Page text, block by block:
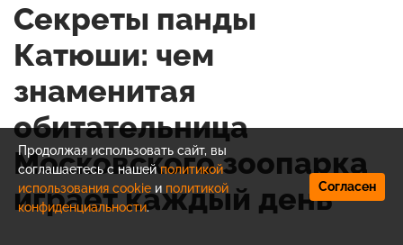
Секреты панды
Катюши: чем
знаменитая
обитательница
Московского зоопарка
играет каждый день
Продолжая использовать сайт, вы
соглашаетесь с нашейполитикой
использования cookie и политикой
конфиденциальности.
Согласен